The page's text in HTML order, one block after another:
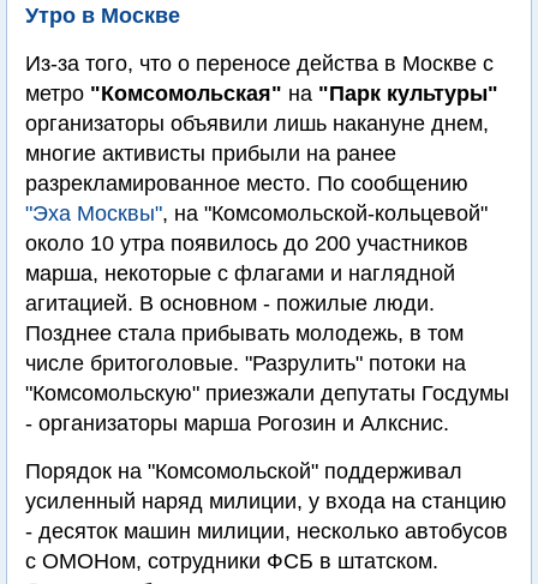
Утро в Москве
Из-за того, что о переносе действа в Москве с
метро "Комсомольская" на "Парк культуры"
организаторы объявили лишь накануне днем,
многие активисты прибыли на ранее
разрекламированное место. По сообщению
"Эха Москвы", на "Комсомольской-кольцевой"
около 10 утра появилось до 200 участников
марша, некоторые с флагами и наглядной
агитацией. В основном - пожилые люди.
Позднее стала прибывать молодежь, в том
числе бритоголовые. "Разрулить" потоки на
"Комсомольскую" приезжали депутаты Госдумы
- организаторы марша Рогозин и Алкснис.
Порядок на "Комсомольской" поддерживал
усиленный наряд милиции, у входа на станцию
- десяток машин милиции, несколько автобусов
с ОМОНом, сотрудники ФСБ в штатском.